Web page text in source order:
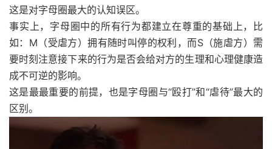
这是对字母圈最大的认知误区。
事实上，字母圈中的所有行为都建立在尊重的基础上，比
如：M（受虐方）拥有随时叫停的权利，而S（施虐方）需
要时刻注意接下来的行为是否会给对方的生理和心理健康造
成不可逆的影响。
这是最最重要的前提，也是字母圈与“殴打”和“虐待”最大的
区别。